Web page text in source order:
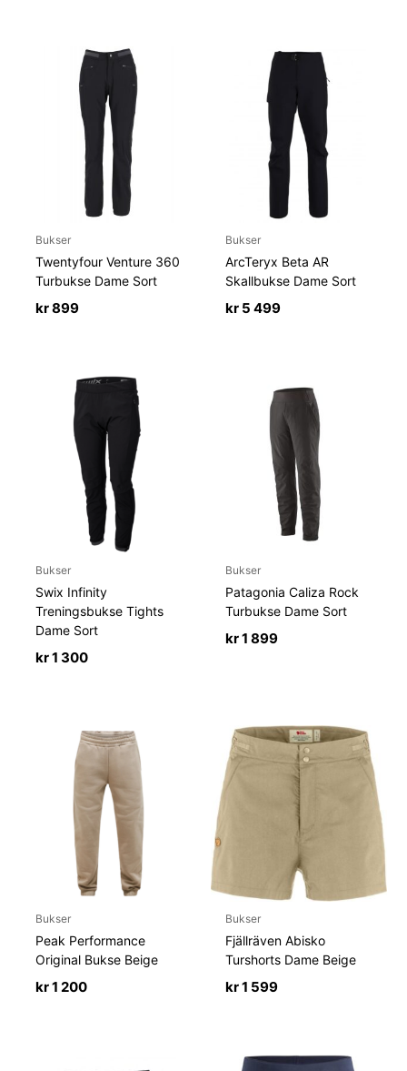
Bukser
Twentyfour Venture 360
Turbukse Dame Sort
kr899
Bukser
ArcTeryx Beta AR
Skallbukse Dame Sort
kr 5 499
Bukser
Swix Infinity
Treningsbukse Tights
Dame Sort
kr1 300
Bukser
Patagonia Caliza Rock
Turbukse Dame Sort
kr1 899
Bukser
Peak Performance
Original Bukse Beige
kr1 200
Bukser
Fjällräven Abisko
Turshorts Dame Beige
kr1 599